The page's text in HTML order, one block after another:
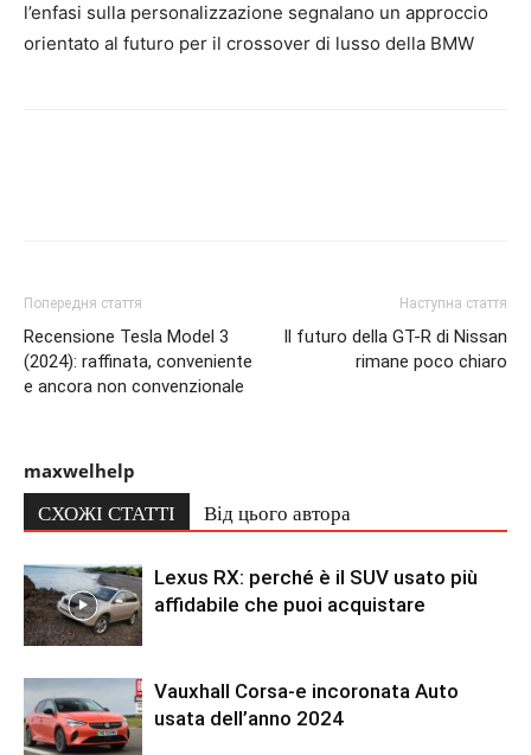
l’enfasi sulla personalizzazione segnalano un approccio
orientato al futuro per il crossover di lusso della BMW
Попередня стаття
Recensione Tesla Model 3
(2024): raffinata, conveniente
e ancora non convenzionale
Наступна стаття
Il futuro della GT-R di Nissan
rimane poco chiaro
maxwelhelp
СХОЖІ СТАТТІ Від цього автора
Lexus RX: perché è il SUV usato più
affidabile che puoi acquistare
Vauxhall Corsa-e incoronata Auto
usata dell’anno 2024